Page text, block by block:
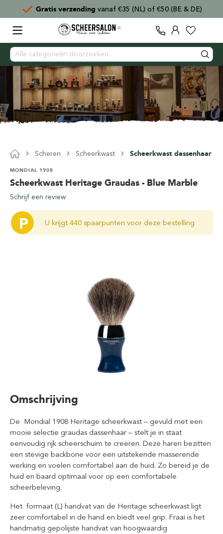
Gratis verzending vanaf €35 (NL) of €50 (BE & DE)
Scheren Scheerkwast Scheerkwast dassenhaar
Scheerkwast Heritage Graudas - Blue Marble
MONDIAL 1908
Schrijf een review
P U krijgt 440 spaarpunten voor deze bestelling
Omschrijving
De Mondial 1908 Heritage scheerkwast – gevuld met een
mooie selectie graudas dassenhaar – stelt je in staat
eenvoudig rijk scheerschuim te creëren. Deze haren bezitten
een stevige backbone voor een uitstekende masserende
werking en voelen comfortabel aan de huid. Zo bereid je de
huid en baard optimaal voor op een comfortabele
scheerbeleving.
Het formaat (L) handvat van de Heritage scheerkwast ligt
zeer comfortabel in de hand en biedt veel grip. Fraai is het
handmatig gepolijste handvat van hoogwaardig